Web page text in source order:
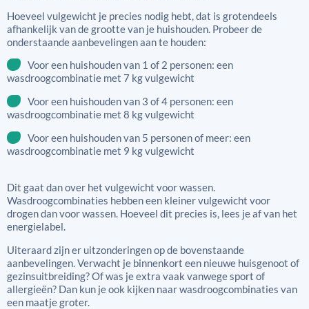
Hoeveel vulgewicht je precies nodig hebt, dat is grotendeels
afhankelijk van de grootte van je huishouden. Probeer de
onderstaande aanbevelingen aan te houden:
Voor een huishouden van 1 of 2 personen: een
wasdroogcombinatie met 7 kg vulgewicht
Voor een huishouden van 3 of 4 personen: een
wasdroogcombinatie met 8 kg vulgewicht
Voor een huishouden van 5 personen of meer: een
wasdroogcombinatie met 9 kg vulgewicht
Dit gaat dan over het vulgewicht voor wassen.
Wasdroogcombinaties hebben een kleiner vulgewicht voor
drogen dan voor wassen. Hoeveel dit precies is, lees je af van het
energielabel.
Uiteraard zijn er uitzonderingen op de bovenstaande
aanbevelingen. Verwacht je binnenkort een nieuwe huisgenoot of
gezinsuitbreiding? Of was je extra vaak vanwege sport of
allergieën? Dan kun je ook kijken naar wasdroogcombinaties van
een maatje groter.